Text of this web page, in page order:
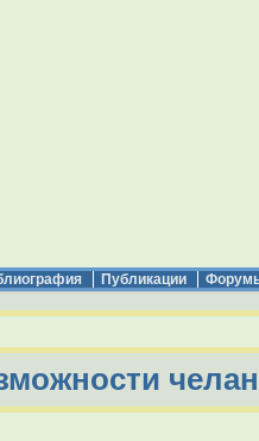
Публикации